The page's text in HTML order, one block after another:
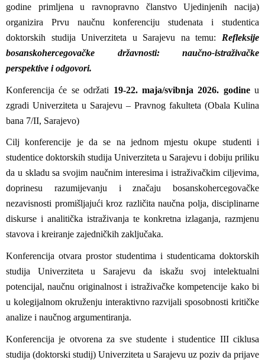
godine primljena u ravnopravno članstvo Ujedinjenih nacija)
organizira Prvu naučnu konferenciju studenata i studentica
doktorskih studija Univerziteta u Sarajevu na temu: Refleksije
bosanskohercegovačke državnosti: naučno-istraživačke
perspektive i odgovori.
Konferencija će se održati 19-22. maja/svibnja 2026. godineu
zgradi Univerziteta u Sarajevu – Pravnog fakulteta (Obala Kulina
bana 7/II, Sarajevo)
Cilj konferencije je da se na jednom mjestu okupe studenti i
studentice doktorskih studija Univerziteta u Sarajevu i dobiju priliku
da u skladu sa svojim naučnim interesima i istraživačkim ciljevima,
doprinesu razumijevanju i značaju bosanskohercegovačke
nezavisnosti promišljajući kroz različita naučna polja, disciplinarne
diskurse i analitička istraživanja te konkretna izlaganja, razmjenu
stavova i kreiranje zajedničkih zaključaka.
Konferencija otvara prostor studentima i studenticama doktorskih
studija Univerziteta u Sarajevu da iskažu svoj intelektualni
potencijal, naučnu originalnost i istraživačke kompetencije kako bi
u kolegijalnom okruženju interaktivno razvijali sposobnosti kritičke
analize i naučnog argumentiranja.
Konferencija je otvorena za sve studente i studentice III ciklusa
studija (doktorski studij) Univerziteta u Sarajevu uz poziv da prijave